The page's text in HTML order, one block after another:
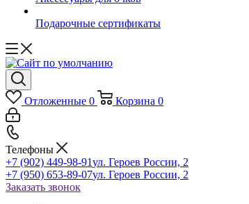
Подарочные сертификаты
Отложенные 0 Корзина 0
Телефоны
+7 (902) 449-98-91ул. Героев России, 2
+7 (950) 653-89-07ул. Героев России, 2
Заказать звонок